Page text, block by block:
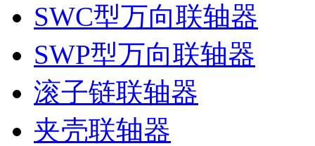
SWC型万向联轴器
SWP型万向联轴器
滚子链联轴器
夹壳联轴器